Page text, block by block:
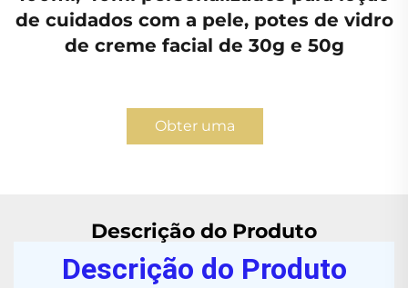
de cuidados com a pele, potes de vidro
de creme facial de 30g e 50g
Obter uma
Descrição do Produto
Descrição do Produto